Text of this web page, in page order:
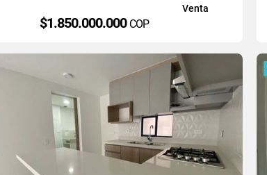
Venta
$1.850.000.000 COP